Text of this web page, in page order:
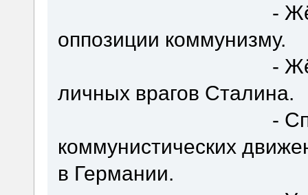
- Жёсткие
оппозиции коммунизму.
- Жёсткие
личных врагов Сталина.
-
коммунистических
в Германии.